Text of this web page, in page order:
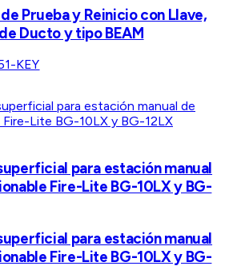
Prueba y Reinicio con Llave,
Ducto y tipo BEAM
KEY
para estación manual
Fire-Lite BG-10LX y BG-
para estación manual
Fire-Lite BG-10LX y BG-